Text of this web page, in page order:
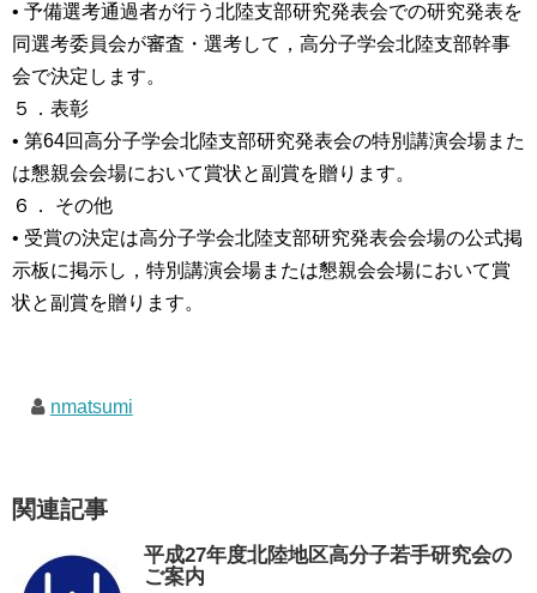
• 予備選考通過者が行う北陸支部研究発表会での研究発表を
同選考委員会が審査・選考して，高分子学会北陸支部幹事
会で決定します。
５．表彰
• 第64回高分子学会北陸支部研究発表会の特別講演会場また
は懇親会会場において賞状と副賞を贈ります。
６． その他
• 受賞の決定は高分子学会北陸支部研究発表会会場の公式掲
示板に掲示し，特別講演会場または懇親会会場において賞
状と副賞を贈ります。
nmatsumi
関連記事
平成27年度北陸地区高分子若手研究会の
ご案内